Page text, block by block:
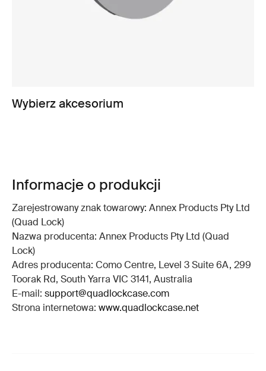
Wybierz akcesorium
Informacje o produkcji
Zarejestrowany znak towarowy: Annex Products Pty Ltd
(Quad Lock)
Nazwa producenta: Annex Products Pty Ltd (Quad
Lock)
Adres producenta: Como Centre, Level 3 Suite 6A, 299
Toorak Rd, South Yarra VIC 3141, Australia
E-mail: support@quadlockcase.com
Strona internetowa: www.quadlockcase.net